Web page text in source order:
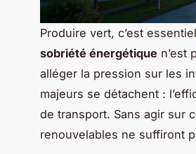
Produire vert, c’est
sobriété énergétique n’est
alléger la pression sur les
majeurs se détachent :
de transport. Sans agir sur
renouvelables ne suffiront